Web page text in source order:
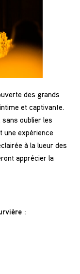
des grands
et captivante.
oublier les
une expérience
à la lueur des
apprécier la
: